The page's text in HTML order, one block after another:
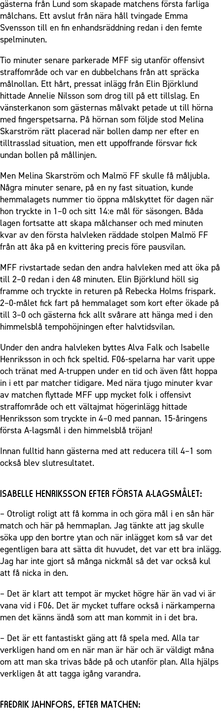
gästerna från Lund som skapade matchens första farliga
målchans. Ett avslut från nära håll tvingade Emma
Svensson till en fin enhandsräddning redan i den femte
spelminuten.
Tio minuter senare parkerade MFF sig utanför offensivt
straffområde och var en dubbelchans från att spräcka
målnollan. Ett hårt, pressat inlägg från Elin Björklund
hittade Annelie Nilsson som drog till på ett tillslag. En
vänsterkanon som gästernas målvakt petade ut till hörna
med fingerspetsarna. På hörnan som följde stod Melina
Skarström rätt placerad när bollen damp ner efter en
tilltrasslad situation, men ett uppoffrande försvar fick
undan bollen på mållinjen.
Men Melina Skarström och Malmö FF skulle få måljubla.
Några minuter senare, på en ny fast situation, kunde
hemmalagets nummer tio öppna målskyttet för dagen när
hon tryckte in 1–0 och sitt 14:e mål för säsongen. Båda
lagen fortsatte att skapa målchanser och med minuten
kvar av den första halvleken räddade stolpen Malmö FF
från att åka på en kvittering precis före pausvilan.
MFF rivstartade sedan den andra halvleken med att öka på
till 2–0 redan i den 48 minuten. Elin Björklund höll sig
framme och tryckte in returen på Rebecka Holms frispark.
2–0-målet fick fart på hemmalaget som kort efter ökade på
till 3–0 och gästerna fick allt svårare att hänga med i den
himmelsblå tempohöjningen efter halvtidsvilan.
Under den andra halvleken byttes Alva Falk och Isabelle
Henriksson in och fick speltid. F06-spelarna har varit uppe
och tränat med A-truppen under en tid och även fått hoppa
in i ett par matcher tidigare. Med nära tjugo minuter kvar
av matchen flyttade MFF upp mycket folk i offensivt
straffområde och ett vältajmat högerinlägg hittade
Henriksson som tryckte in 4–0 med pannan. 15-åringens
första A-lagsmål i den himmelsblå tröjan!
Innan fulltid hann gästerna med att reducera till 4–1 som
också blev slutresultatet.
ISABELLE HENRIKSSON EFTER FÖRSTA A-LAGSMÅLET:
– Otroligt roligt att få komma in och göra mål i en sån här
match och här på hemmaplan. Jag tänkte att jag skulle
söka upp den bortre ytan och när inlägget kom så var det
egentligen bara att sätta dit huvudet, det var ett bra inlägg.
Jag har inte gjort så många nickmål så det var också kul
att få nicka in den.
– Det är klart att tempot är mycket högre här än vad vi är
vana vid i F06. Det är mycket tuffare också i närkamperna
men det känns ändå som att man kommit in i det bra.
– Det är ett fantastiskt gäng att få spela med. Alla tar
verkligen hand om en när man är här och är väldigt måna
om att man ska trivas både på och utanför plan. Alla hjälps
verkligen åt att tagga igång varandra.
FREDRIK JAHNFORS, EFTER MATCHEN: